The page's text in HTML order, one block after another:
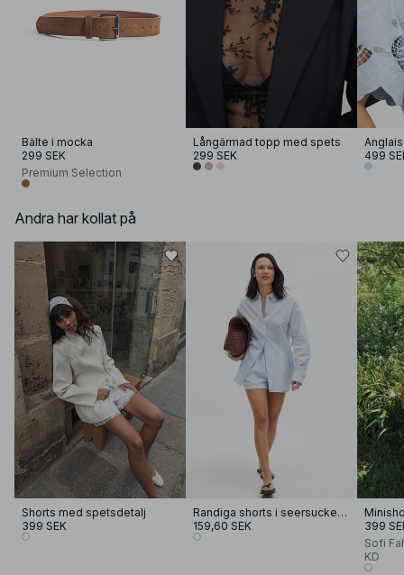
Bälte i mocka
299 SEK
Premium Selection
Långärmad topp med spets
299 SEK
499
Andra har kollat på
Shorts med spetsdetalj
399 SEK
Randiga shorts i seersucker-material med elastisk midja
159,60 SEK
399
Sofi
KD